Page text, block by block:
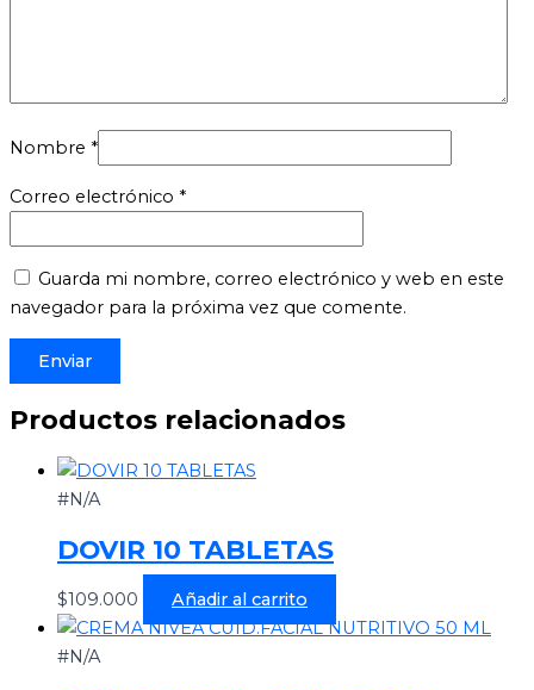
Nombre *
Correo electrónico *
Guarda mi nombre, correo electrónico y web en este
navegador para la próxima vez que comente.
Productos relacionados
#N/A
DOVIR 10 TABLETAS
$109.000 Añadir al carrito
#N/A